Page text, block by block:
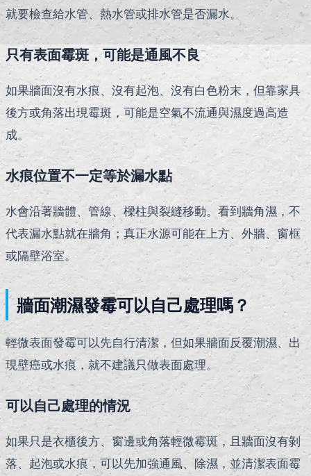
就要檢查給水管、熱水管或排水管是否漏水。
只有表面霉斑，可能是通風不良
如果牆面沒有水痕、沒有起泡、沒有白色粉末，但靠家具
後方或角落出現霉斑，可能是空氣不流通與濕度過高造
成。
水痕位置不一定等於漏水點
水會沿著牆體、管線、樑柱與裂縫移動。看到牆角濕，不
代表漏水點就在牆角；真正水源可能在上方、外牆、窗框
或隔壁浴室。
牆面潮濕發霉可以自己處理嗎？
輕微表面發霉可以先自行清潔，但如果牆面反覆潮濕、出
現壁癌或水痕，就不建議只做表面處理。
可以自己處理的情況
如果只是衣櫃後方、窗邊或角落輕微霉斑，且牆面沒有剝
落、起泡或水痕，可以先加強通風、除濕，並清潔表面霉